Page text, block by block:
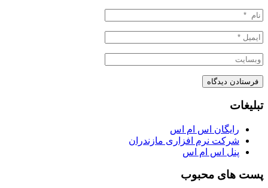
تبلیغات
رایگان اس ام اس
شرکت نرم افزاری مازندران
پنل اس ام اس
پست های محبوب